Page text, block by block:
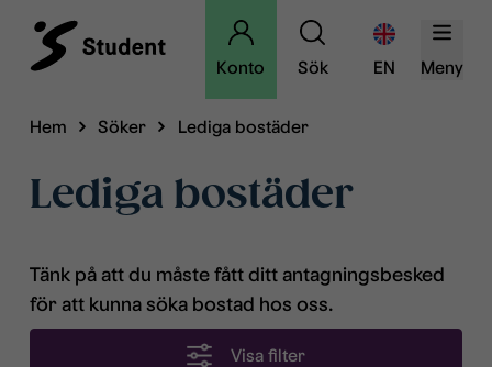
Konto Sök EN Meny
Hem Söker Lediga bostäder
Lediga bostäder
Tänk på att du måste fått ditt antagningsbesked
för att kunna söka bostad hos oss.
Visa filter